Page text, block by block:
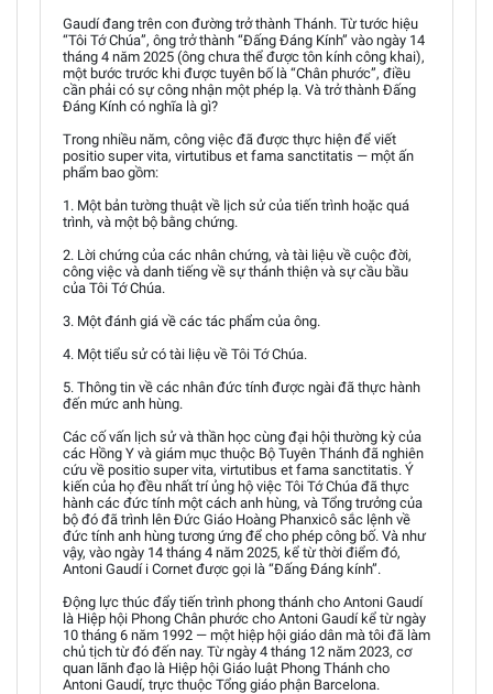
Gaudí đang trên con đường trở thành Thánh. Từ tước hiệu
“Tôi Tớ Chúa”, ông trở thành “Đấng Đáng Kính” vào ngày 14
tháng 4 năm 2025 (ông chưa thể được tôn kính công khai),
một bước trước khi được tuyên bố là “Chân phước”, điều
cần phải có sự công nhận một phép lạ. Và trở thành Đấng
Đáng Kính có nghĩa là gì?
Trong nhiều năm, công việc đã được thực hiện để viết
positio super vita, virtutibus et fama sanctitatis — một ấn
phẩm bao gồm:
1. Một bản tường thuật về lịch sử của tiến trình hoặc quá
trình, và một bộ bằng chứng.
2. Lời chứng của các nhân chứng, và tài liệu về cuộc đời,
công việc và danh tiếng về sự thánh thiện và sự cầu bầu
của Tôi Tớ Chúa.
3. Một đánh giá về các tác phẩm của ông.
4. Một tiểu sử có tài liệu về Tôi Tớ Chúa.
5. Thông tin về các nhân đức tính được ngài đã thực hành
đến mức anh hùng.
Các cố vấn lịch sử và thần học cùng đại hội thường kỳ của
các Hồng Y và giám mục thuộc Bộ Tuyên Thánh đã nghiên
cứu về positio super vita, virtutibus et fama sanctitatis. Ý
kiến của họ đều nhất trí ủng hộ việc Tôi Tớ Chúa đã thực
hành các đức tính một cách anh hùng, và Tổng trưởng của
bộ đó đã trình lên Đức Giáo Hoàng Phanxicô sắc lệnh về
đức tính anh hùng tương ứng để cho phép công bố. Và như
vậy, vào ngày 14 tháng 4 năm 2025, kể từ thời điểm đó,
Antoni Gaudí i Cornet được gọi là “Đấng Đáng kính”.
Động lực thúc đẩy tiến trình phong thánh cho Antoni Gaudí
là Hiệp hội Phong Chân phước cho Antoni Gaudí kể từ ngày
10 tháng 6 năm 1992 — một hiệp hội giáo dân mà tôi đã làm
chủ tịch từ đó đến nay. Từ ngày 4 tháng 12 năm 2023, cơ
quan lãnh đạo là Hiệp hội Giáo luật Phong Thánh cho
Antoni Gaudí, trực thuộc Tổng giáo phận Barcelona.